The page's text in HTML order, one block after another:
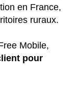
en France,
ruraux.
Mobile,
pour